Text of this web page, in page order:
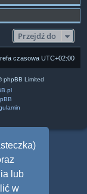
lub
w
Przejdź do
czasowa UTC+02:00
phpBB Limited